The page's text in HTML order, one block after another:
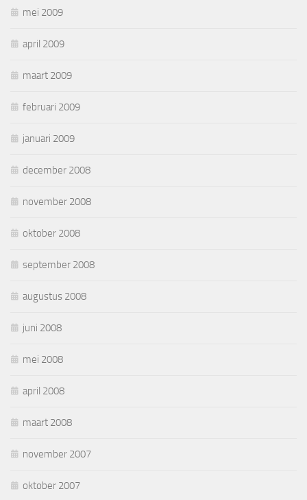
mei 2009
april 2009
maart 2009
februari 2009
januari 2009
december 2008
november 2008
oktober 2008
september 2008
augustus 2008
juni 2008
mei 2008
april 2008
maart 2008
november 2007
oktober 2007